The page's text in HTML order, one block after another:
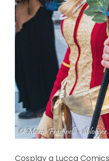
Cosplay a Lucca